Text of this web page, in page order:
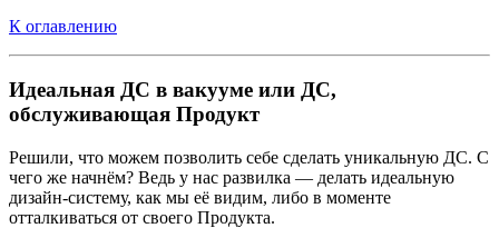
К оглавлению
Идеальная ДС в вакууме или ДС,
обслуживающая Продукт
Решили, что можем позволить себе сделать уникальную ДС. С
чего же начнём? Ведь у нас развилка — делать идеальную
дизайн-систему, как мы её видим, либо в моменте
отталкиваться от своего Продукта.